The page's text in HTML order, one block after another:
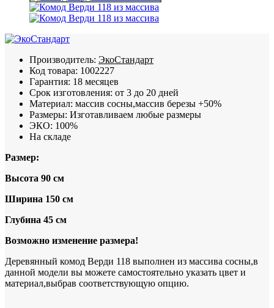
Производитель: ЭкоСтандарт
Код товара: 1002227
Гарантия: 18 месяцев
Срок изготовления: от 3 до 20 дней
Материал: массив сосны,массив березы +50%
Размеры: Изготавливаем любые размеры
ЭКО: 100%
На складе
Размер:
Высота 90 см
Ширина 150 см
Глубина 45 см
Возможно изменение размера!
Деревянный комод Верди 118 выполнен из массива сосны,в
данной модели вы можете самостоятельно указать цвет и
материал,выбрав соответствующую опцию.